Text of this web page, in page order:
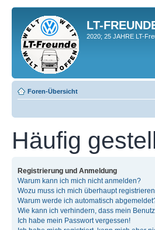
LT-
2020; 25 JAHRE LT-
Foren-Übersicht
Häufig
Registrierung und Anmeldung
Warum kann ich mich nicht anmelden?
Wozu muss ich mich überhaupt
Warum werde ich automatisch
Wie kann ich verhindern, dass mein
Ich habe mein Passwort vergessen!